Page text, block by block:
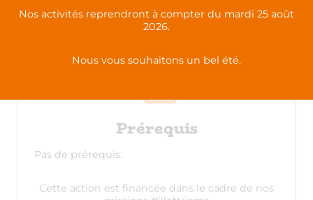
Pour vous faire découvrir toutes les
nouveautés, nous vous proposons un webinaire
Prérequis
Pas de prérequis.
Cette action est financée dans le cadre de nos
Nos activités reprendront à compter du mardi 25 août
2026.
Nous vous souhaitons un bel été.